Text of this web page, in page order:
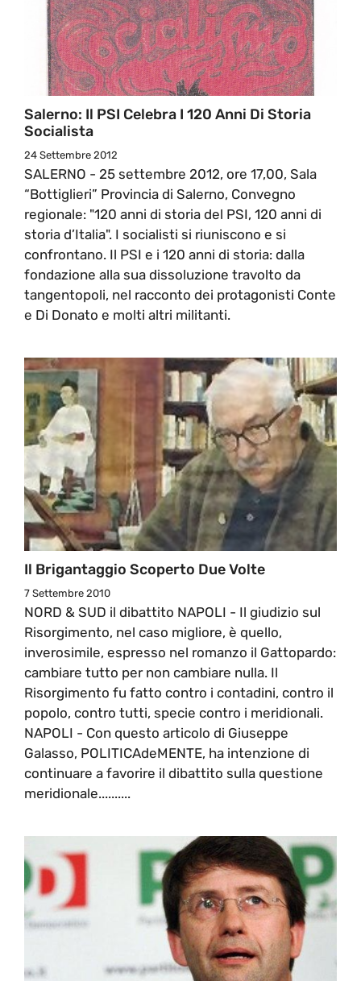
Salerno: Il PSI Celebra I 120 Anni Di Storia
Socialista
24 Settembre 2012
SALERNO - 25 settembre 2012, ore 17,00, Sala
“Bottiglieri” Provincia di Salerno, Convegno
regionale: "120 anni di storia del PSI, 120 anni di
storia d’Italia". I socialisti si riuniscono e si
confrontano. Il PSI e i 120 anni di storia: dalla
fondazione alla sua dissoluzione travolto da
tangentopoli, nel racconto dei protagonisti Conte
e Di Donato e molti altri militanti.
Il Brigantaggio Scoperto Due Volte
7 Settembre 2010
NORD & SUD il dibattito NAPOLI - Il giudizio sul
Risorgimento, nel caso migliore, è quello,
inverosimile, espresso nel romanzo il Gattopardo:
cambiare tutto per non cambiare nulla. Il
Risorgimento fu fatto contro i contadini, contro il
popolo, contro tutti, specie contro i meridionali.
NAPOLI - Con questo articolo di Giuseppe
Galasso, POLITICAdeMENTE, ha intenzione di
continuare a favorire il dibattito sulla questione
meridionale..........